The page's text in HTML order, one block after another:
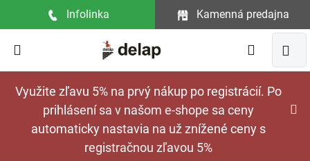
Využite zľavu 5% na prvý nákup po registrácií. Po
prihlásení sa v našom e-shope sa ceny
automaticky nastavia na už znížené ceny s
registračnou zľavou 5%
Infolinka Kamenná predajna
Hľadať